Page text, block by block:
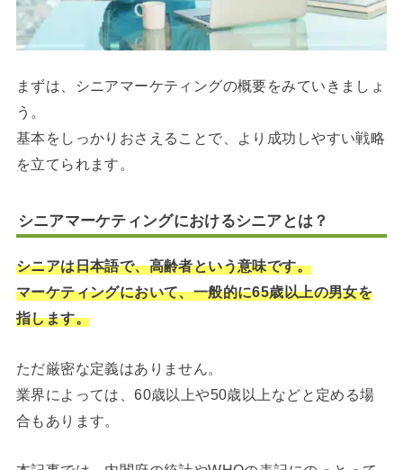
まずは、シニアマーケティングの概要をみていきましょ
う。
基本をしっかりおさえることで、より成功しやすい戦略
を立てられます。
シニアマーケティングにおけるシニアとは？
シニアは日本語で、高齢者という意味です。
マーケティングにおいて、一般的に65歳以上の男女を
指します。
ただ厳密な定義はありません。
業界によっては、60歳以上や50歳以上などと定める場
合もあります。